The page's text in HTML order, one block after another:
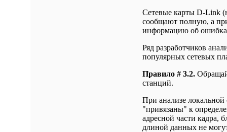
Сетевые карты D-Link
сообщают полную, а
информацию об
Ряд разработчиков
популярных сетевых
Правило # 3.2.
станций.
При анализе
"привязаны" к
адресной части кадра,
длиной данных не